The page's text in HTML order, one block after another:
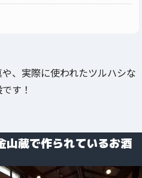
、実際に使われたツルハシな
す！
山蔵で作られているお酒